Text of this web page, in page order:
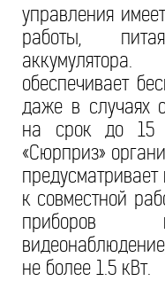
управления
работы,
обеспечивает
даже в случаях
на срок до 15
«Сюрприз»
к совместной
приборов
не более 1.5 кВт.